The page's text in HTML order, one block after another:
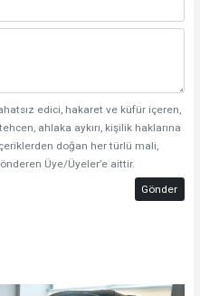
edici, hakaret ve küfür içeren,
ahlaka aykırı, kişilik haklarına
doğan her türlü mali,
Üye/Üyeler’e aittir.
Gönder